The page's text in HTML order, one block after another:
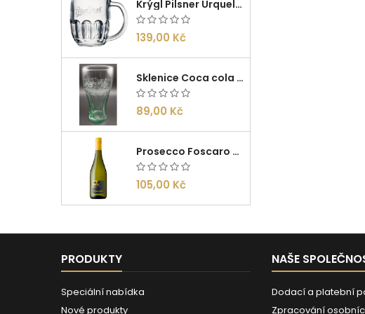
Krýgl Pilsner Urquell 0,5l
139,00 Kč
Sklenice Coca cola 0,27l
89,00 Kč
Prosecco Foscaro Frizzante DOC 0,75l
105,00 Kč
PRODUKTY
Speciální nabídka
Nové produkty
NAŠE
Dodací a platební
Zpracování